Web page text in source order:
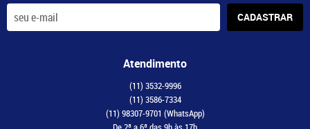
CADASTRAR
Atendimento
(11) 3532-9996
(11) 3586-7334
(11) 98307-9701 (WhatsApp)